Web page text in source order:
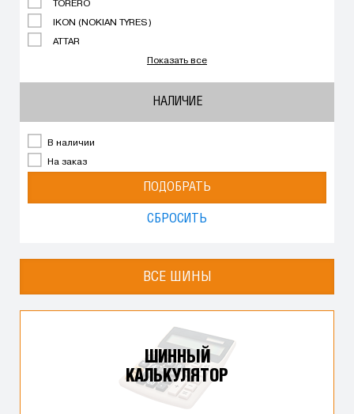
TORERO
IKON (NOKIAN TYRES)
ATTAR
Показать все
НАЛИЧИЕ
В наличии
На заказ
ПОДОБРАТЬ
СБРОСИТЬ
ВСЕ ШИНЫ
ШИННЫЙ
КАЛЬКУЛЯТОР